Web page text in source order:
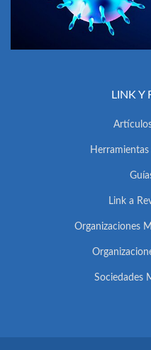
LINK Y
Link a
Organizaciones
Sociedades